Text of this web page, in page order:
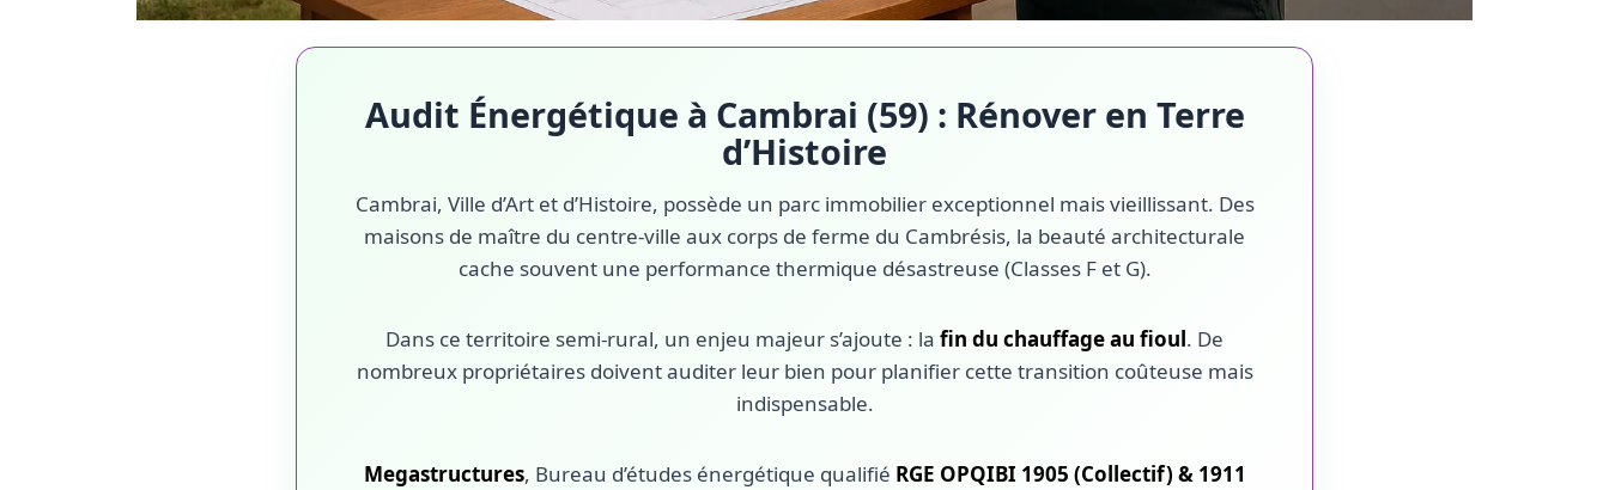
Audit Énergétique à Cambrai (59) : Rénover en Terre
d’Histoire
Cambrai, Ville d’Art et d’Histoire, possède un parc immobilier exceptionnel mais vieillissant. Des
maisons de maître du centre-ville aux corps de ferme du Cambrésis, la beauté architecturale
cache souvent une performance thermique désastreuse (Classes F et G).
Dans ce territoire semi-rural, un enjeu majeur s’ajoute : la fin du chauffage au fioul. De
nombreux propriétaires doivent auditer leur bien pour planifier cette transition coûteuse mais
indispensable.
Megastructures, Bureau d’études énergétique qualifié RGE OPQIBI 1905 (Collectif) & 1911